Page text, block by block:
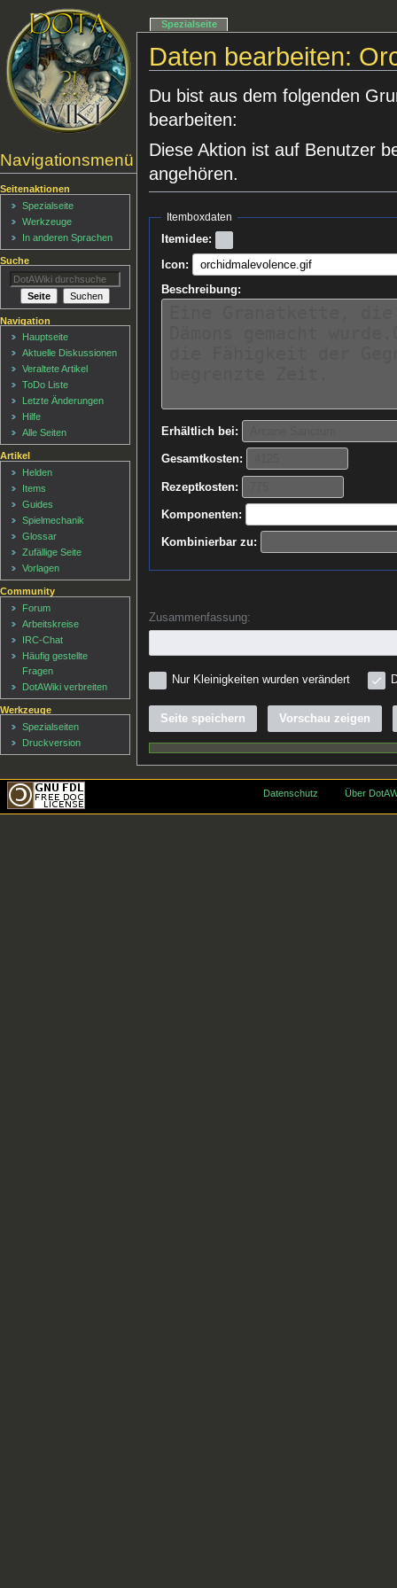
Daten bearbeiten:
Du bist aus dem folgenden
bearbeiten:
Diese Aktion ist auf Benutzer
angehören.
Itemboxdaten
Itemidee:
Icon:
Beschreibung:
Erhältlich bei:
Gesamtkosten:
Rezeptkosten:
Komponenten:
Kombinierbar zu:
Zusammenfassung:
Nur Kleinigkeiten wurden verändert
Seite speichern Vorschau zeigen
Navigationsmenü
Spezialseite
Seitenaktionen
Spezialseite
Werkzeuge
In anderen Sprachen
Suche
Navigation
Hauptseite
Aktuelle Diskussionen
Veraltete Artikel
ToDo Liste
Letzte Änderungen
Hilfe
Alle Seiten
Artikel
Helden
Items
Guides
Spielmechanik
Glossar
Zufällige Seite
Vorlagen
Community
Forum
Arbeitskreise
IRC-Chat
Häufig gestellte
Fragen
DotAWiki verbreiten
Werkzeuge
Spezialseiten
Druckversion
Datenschutz Über